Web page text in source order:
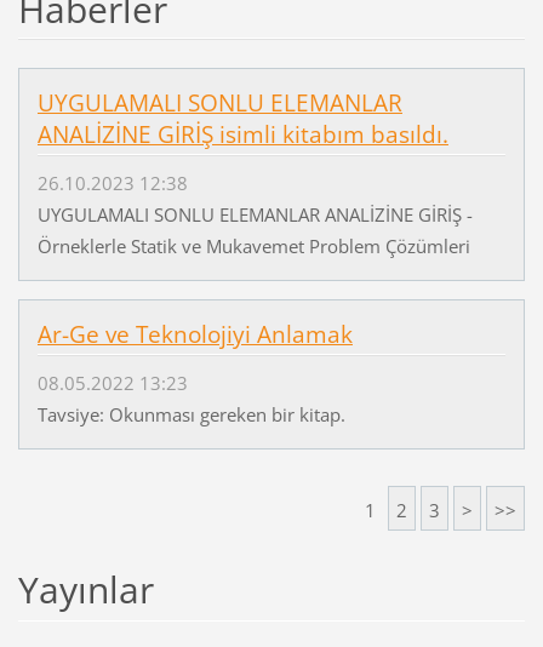
UYGULAMALI SONLU ELEMANLAR
ANALİZİNE GİRİŞ isimli kitabım basıldı.
26.10.2023 12:38
UYGULAMALI SONLU ELEMANLAR ANALİZİNE GİRİŞ -
Örneklerle Statik ve Mukavemet Problem Çözümleri
Ar-Ge ve Teknolojiyi Anlamak
08.05.2022 13:23
Tavsiye: Okunması gereken bir kitap.
1 2 3 > >>
Yayınlar